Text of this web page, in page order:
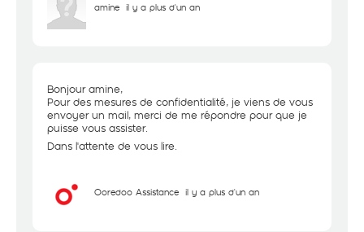
amine il y a plus d'un an
Bonjour amine,
Pour des mesures de confidentialité, je viens de vous
envoyer un mail, merci de me répondre pour que je
puisse vous assister.
Dans l'attente de vous lire.
Ooredoo Assistance il y a plus d'un an